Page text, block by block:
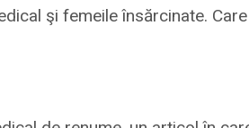
şi femeile însărcinate. Care